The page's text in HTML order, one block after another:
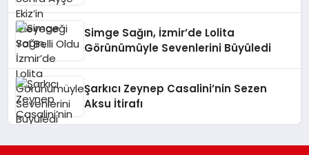
Simge Sağın, İzmir’de Lolita
Görünümüyle Sevenlerini Büyüledi
Şarkıcı Zeynep Casalini’nin Sezen
Aksu İtirafı